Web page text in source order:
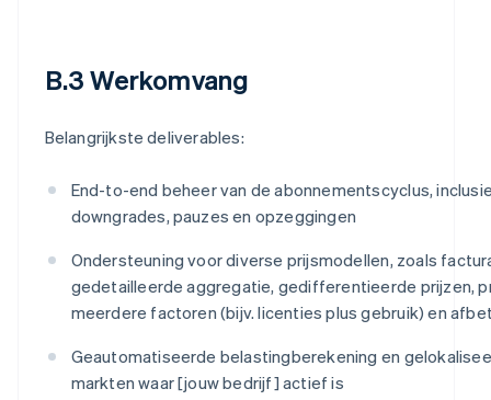
B.3 Werkomvang
Belangrijkste deliverables:
End-to-end beheer van de abonnementscyclus,
downgrades, pauzes en opzeggingen
Ondersteuning voor diverse prijsmodellen, zoals
gedetailleerde aggregatie, gedifferentieerde prijzen,
meerdere factoren (bijv. licenties plus gebruik) en
Geautomatiseerde belastingberekening en
markten waar [jouw bedrijf] actief is